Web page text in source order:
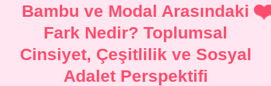
Bambu ve Modal Arasındaki
Fark Nedir? Toplumsal
Cinsiyet, Çeşitlilik ve Sosyal
Adalet Perspektifi